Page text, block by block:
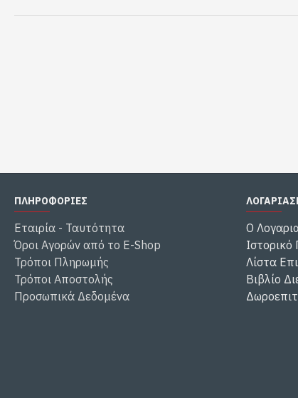
ΠΛΗΡΟΦΟΡΙΕΣ
Εταιρία - Ταυτότητα
Όροι Αγορών από το E-Shop
Τρόποι Πληρωμής
Τρόποι Αποστολής
Προσωπικά Δεδομένα
Ο
Λίστα
Βιβλίο